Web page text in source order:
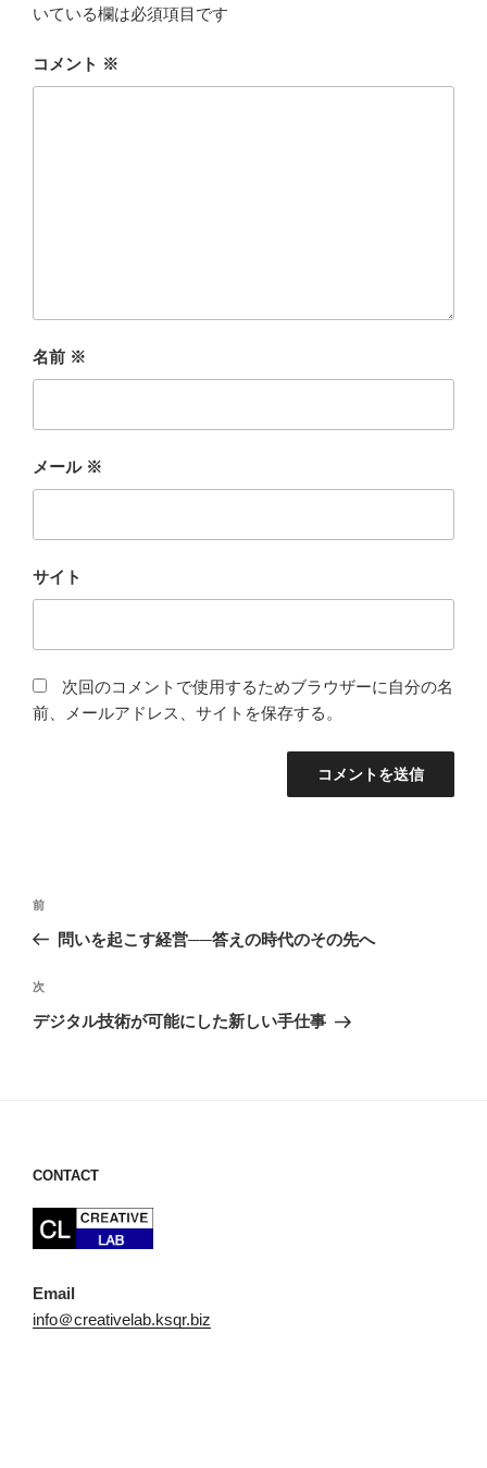
いている欄は必須項目です
コメント ※
名前 ※
メール ※
サイト
次回のコメントで使用するためブラウザーに自分の名
前、メールアドレス、サイトを保存する。
投
ビ
ゲ
前
の
稿
前
問いを起こす経営──答えの時代のその先へ
次
の
次
デジタル技術が可能にした新しい手仕事
CONTACT
Email
info＠creativelab.ksqr.biz